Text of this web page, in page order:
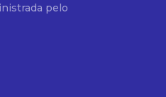
pelo